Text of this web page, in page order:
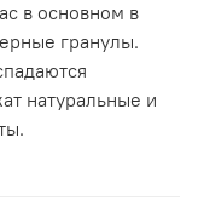
в основном в
гранулы.
натуральные и